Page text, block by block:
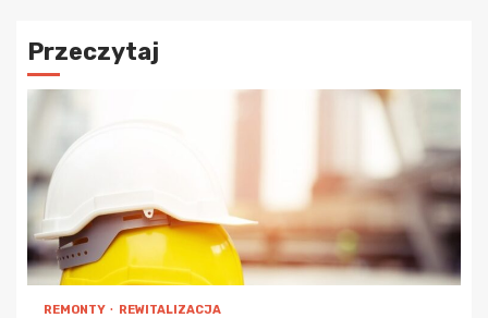
Przeczytaj
REMONTY REWITALIZACJA